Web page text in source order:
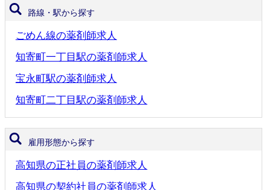
路線・駅から探す
ごめん線の薬剤師求人
知寄町一丁目駅の薬剤師求人
宝永町駅の薬剤師求人
知寄町二丁目駅の薬剤師求人
雇用形態から探す
高知県の正社員の薬剤師求人
高知県の契約社員の薬剤師求人